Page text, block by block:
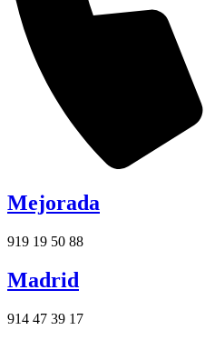
Mejorada
919 19 50 88
Madrid
914 47 39 17